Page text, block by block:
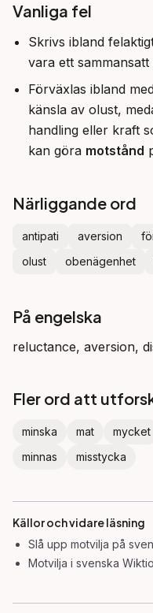
Vanliga fel
Skrivs ibland
vara ett sammansatt
Förväxlas ibland
känsla av olust,
handling eller kraft
kan göra motstånd
Närliggande ord
antipati aversion
olust
obenägenhet
På engelska
reluctance, aversion,
Fler ord att
minska mat mycket
minnas
misstycka
Källor och vidare läsning
Slå upp motvilja på
Motvilja i svenska